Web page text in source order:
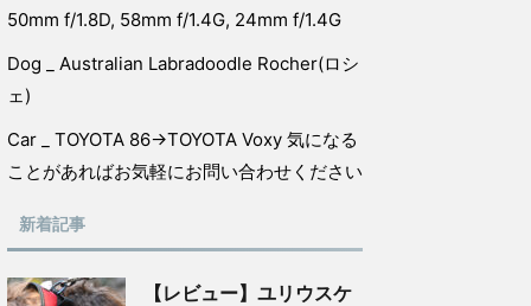
50mm f/1.8D, 58mm f/1.4G, 24mm f/1.4G
Dog _ Australian Labradoodle Rocher(ロシ
ェ)
Car _ TOYOTA 86→TOYOTA Voxy 気になる
ことがあればお気軽にお問い合わせください
新着記事
【レビュー】ユリウスケ